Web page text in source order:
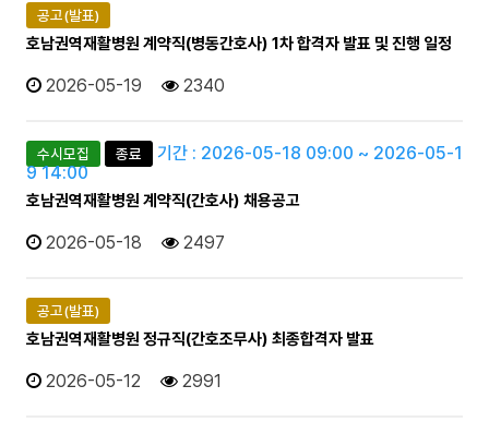
공고(발표)
호남권역재활병원 계약직(병동간호사) 1차 합격자 발표 및 진행 일정
2026-05-19 2340
수시모집 종료
기간 : 2026-05-18 09:00 ~ 2026-05-1
9 14:00
호남권역재활병원 계약직(간호사) 채용공고
2026-05-18 2497
공고(발표)
호남권역재활병원 정규직(간호조무사) 최종합격자 발표
2026-05-12 2991